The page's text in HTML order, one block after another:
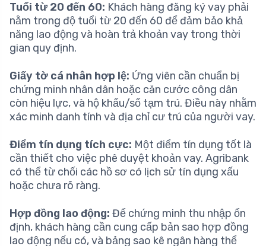
Tuổi từ 20 đến 60: Khách hàng đăng ký vay phải
nằm trong độ tuổi từ 20 đến 60 để đảm bảo khả
năng lao động và hoàn trả khoản vay trong thời
gian quy định.
Giấy tờ cá nhân hợp lệ: Ứng viên cần chuẩn bị
chứng minh nhân dân hoặc căn cước công dân
còn hiệu lực, và hộ khẩu/sổ tạm trú. Điều này nhằm
xác minh danh tính và địa chỉ cư trú của người vay.
Điểm tín dụng tích cực: Một điểm tín dụng tốt là
cần thiết cho việc phê duyệt khoản vay. Agribank
có thể từ chối các hồ sơ có lịch sử tín dụng xấu
hoặc chưa rõ ràng.
Hợp đồng lao động: Để chứng minh thu nhập ổn
định, khách hàng cần cung cấp bản sao hợp đồng
lao động nếu có, và bảng sao kê ngân hàng thể